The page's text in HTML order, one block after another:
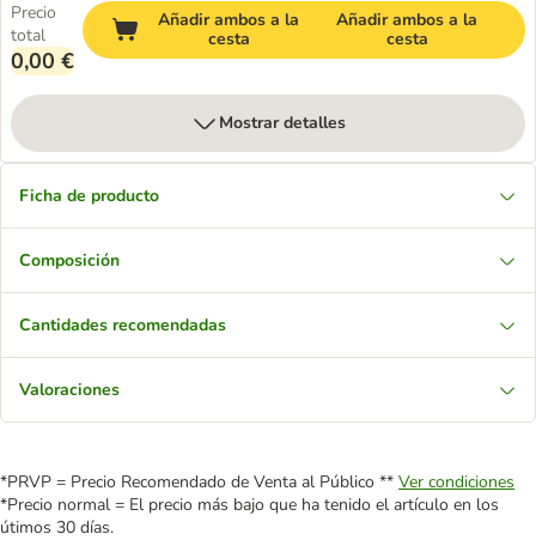
Precio
total
0,00 €
Añadir ambos a la
cesta
Añadir ambos a la
cesta
Mostrar detalles
Ficha de producto
Composición
Cantidades recomendadas
Valoraciones
*PRVP = Precio Recomendado de Venta al Público ** Ver condiciones
*Precio normal = El precio más bajo que ha tenido el artículo en los
útimos 30 días.